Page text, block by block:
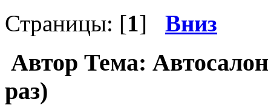
Страницы: [1] Вниз
Автор Тема:
раз)